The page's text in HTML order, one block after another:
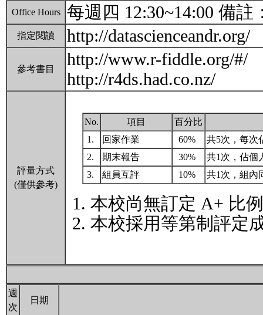
Office Hours 每週四 12:30~14:00 備
指定閱讀 http://datascienceandr.org/
參考書目
http://www.r-fiddle.org/#/
http://r4ds.had.co.nz/
評量方式
(僅供參考)
No. 項目
百分比
1.
回家作業 60%
共5次，每次
2.
期末報告 30%
共1次，佔個
3.
組員互評 10% 共1次，組內
本校尚無訂定 A+ 比
本校採用等第制評定
週
次
日期